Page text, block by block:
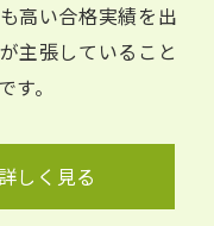
高い合格実績を出
主張していること
。
しく見る